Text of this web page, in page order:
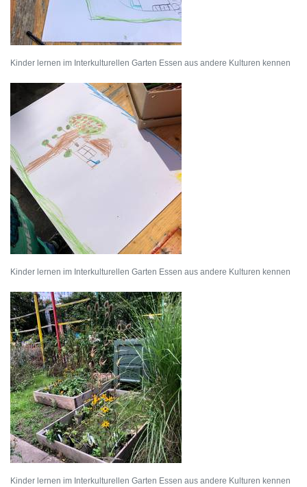
Kinder lernen im Interkulturellen Garten Essen aus andere Kulturen kennen
Kinder lernen im Interkulturellen Garten Essen aus andere Kulturen kennen
Kinder lernen im Interkulturellen Garten Essen aus andere Kulturen kennen